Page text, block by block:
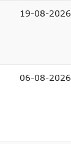
19-08-2026
06-08-2026